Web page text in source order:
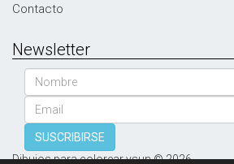
Contacto
Newsletter
Nombre
Email
SUSCRIBIRSE
Dibujos para colorear vsun © 2026